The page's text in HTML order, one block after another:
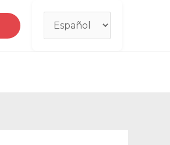
Elegir
idioma